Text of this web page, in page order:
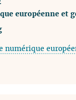
européenne et
numérique